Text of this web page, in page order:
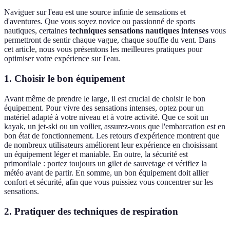
Naviguer sur l'eau est une source infinie de sensations et
d'aventures. Que vous soyez novice ou passionné de sports
nautiques, certaines techniques sensations nautiques intenses vous
permettront de sentir chaque vague, chaque souffle du vent. Dans
cet article, nous vous présentons les meilleures pratiques pour
optimiser votre expérience sur l'eau.
1. Choisir le bon équipement
Avant même de prendre le large, il est crucial de choisir le bon
équipement. Pour vivre des sensations intenses, optez pour un
matériel adapté à votre niveau et à votre activité. Que ce soit un
kayak, un jet-ski ou un voilier, assurez-vous que l'embarcation est en
bon état de fonctionnement. Les retours d'expérience montrent que
de nombreux utilisateurs améliorent leur expérience en choisissant
un équipement léger et maniable. En outre, la sécurité est
primordiale : portez toujours un gilet de sauvetage et vérifiez la
météo avant de partir. En somme, un bon équipement doit allier
confort et sécurité, afin que vous puissiez vous concentrer sur les
sensations.
2. Pratiquer des techniques de respiration